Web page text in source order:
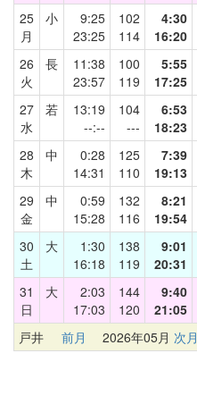
25
月
小
9:25
23:25
102
114
4:30
16:20
26
火
長
11:38
23:57
100
119
5:55
17:25
27
水
若
13:19
--:--
104
---
6:53
18:23
28
木
中
0:28
14:31
125
110
7:39
19:13
29
金
中
0:59
15:28
132
116
8:21
19:54
30
土
大
1:30
16:18
138
119
9:01
20:31
31
日
大
2:03
17:03
144
120
9:40
21:05
戸井 前月 2026年05月 次月